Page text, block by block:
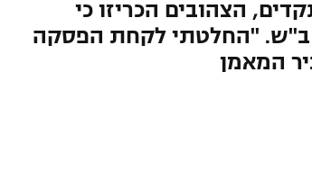
הצהובים הכריזו כי
ב"ש. "החלטתי לקחת הפסקה
המאמן